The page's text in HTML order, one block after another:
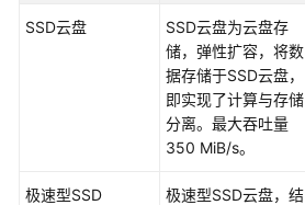
内
SSD云盘
SSD云盘为云盘存
储，弹性扩容，将数
据存储于SSD云盘，
即实现了计算与存储
分离。最大吞吐量
350 MiB/s。
极速型SSD
极速型SSD云盘，结